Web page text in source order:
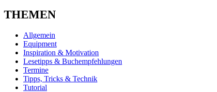
THEMEN
Allgemein
Equipment
Inspiration & Motivation
Lesetipps & Buchempfehlungen
Termine
Tipps, Tricks & Technik
Tutorial